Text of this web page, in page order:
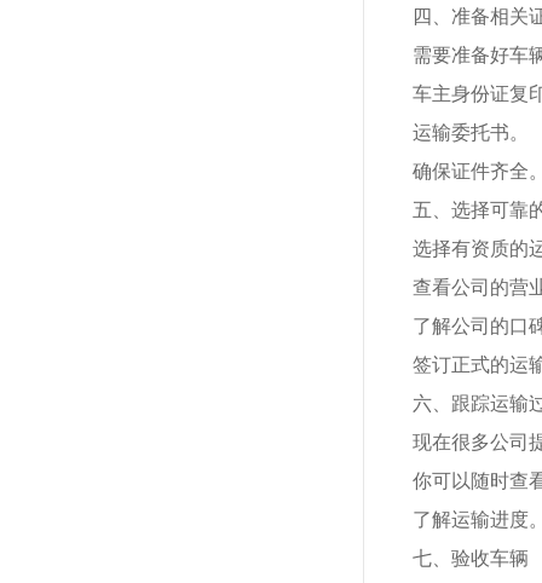
四、准备相关
需要准备好车
车主身份证复
运输委托书。
确保证件齐全
五、选择可靠
选择有资质的
查看公司的营
了解公司的口
签订正式的运
六、跟踪运输
现在很多公司
你可以随时查
了解运输进度
七、验收车辆